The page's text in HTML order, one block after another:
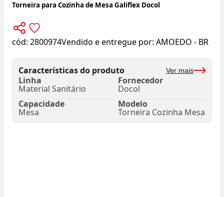
Torneira para Cozinha de Mesa Galiflex Docol
cód: 2800974Vendido e entregue por: AMOEDO - BR
Características do produto Ver mais
Linha
Material Sanitário
Fornecedor
Docol
Capacidade
Mesa
Modelo
Torneira Cozinha Mesa